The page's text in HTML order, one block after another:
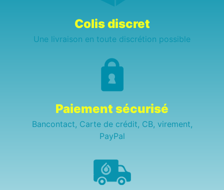
Colis discret
Une livraison en toute discrétion possible
Paiement sécurisé
Bancontact, Carte de crédit, CB, virement,
PayPal